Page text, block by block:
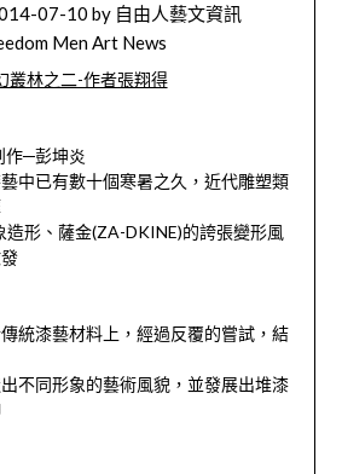
07-10 by 自由人藝文資訊
Men Art News
作─彭坤炎
中已有數十個寒暑之久，近代雕塑類
造形、薩金(ZA-DKINE)的誇張變形風
統漆藝材料上，經過反覆的嘗試，結
不同形象的藝術風貌，並發展出堆漆